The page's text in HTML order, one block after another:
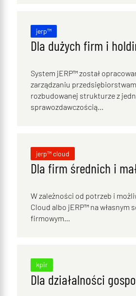
jerp™
Dla dużych firm i
System jERP™ został
zarządzaniu
rozbudowanej strukturze z
sprawozdawczością...
jerp™ cloud
Dla firm średnich i
W zależności od potrzeb i
Cloud albo jERP™ na własnym
firmowym...
kpir
Dla działalności